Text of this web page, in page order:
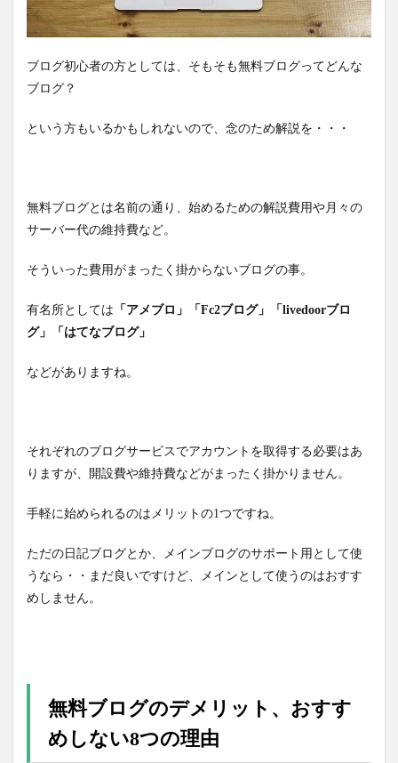
ブログ初心者の方としては、そもそも無料ブログってどんな
ブログ？
という方もいるかもしれないので、念のため解説を・・・
無料ブログとは名前の通り、始めるための解説費用や月々の
サーバー代の維持費など。
そういった費用がまったく掛からないブログの事。
有名所としては 「アメブロ」「Fc2ブログ」「livedoorブロ
グ」「はてなブログ」
などがありますね。
それぞれのブログサービスでアカウントを取得する必要はあ
りますが、開設費や維持費などがまったく掛かりません。
手軽に始められるのはメリットの1つですね。
ただの日記ブログとか、メインブログのサポート用として使
うなら・・まだ良いですけど、メインとして使うのはおすす
めしません。
無料ブログのデメリット、おすす
めしない8つの理由